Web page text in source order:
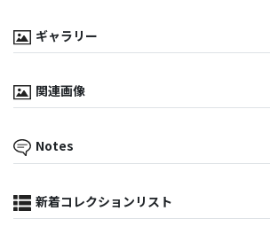
ギャラリー
関連画像
Notes
新着コレクションリスト